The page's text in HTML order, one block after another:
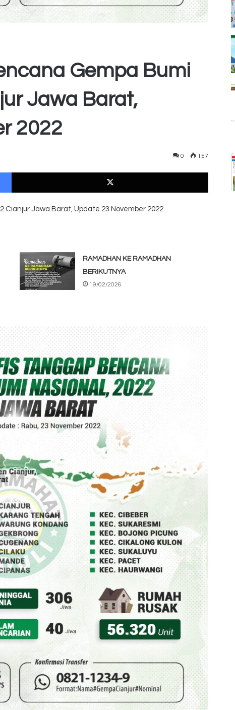
Gempa Bumi
Jawa Barat,
2022
0 157
Facebook X
Cianjur Jawa Barat, Update 23 November 2022
RAMADHAN KE RAMADHAN
BERIKUTNYA
19/02/2026